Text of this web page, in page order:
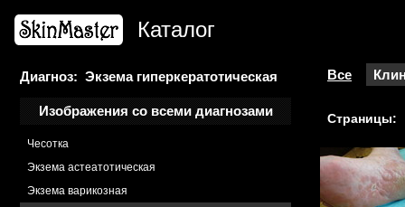
Каталог
Диагноз: Экзема гиперкератотическая
Изображения со всеми диагнозами
Хористома
Дерматит застойный
Хроническая мигрирующая эритема
Целлюлит
Чесотка
Экзема астеатотическая
Экзема варикозная
Все
Страницы: